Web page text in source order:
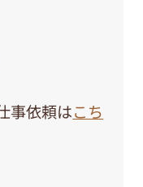
事依頼はこち